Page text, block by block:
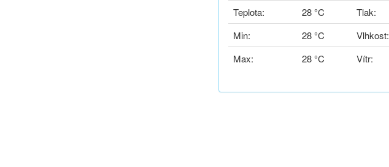
Teplota: 28 °C Tlak:
Min:
28 °C Vlhkost:
Max:
28 °C Vítr: